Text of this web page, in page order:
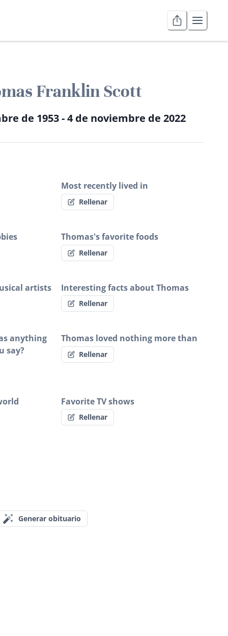
Franklin Scott
de 1953 - 4 de noviembre de 2022
Most recently lived in
Rellenar
Thomas's favorite foods
Rellenar
artists Interesting facts about Thomas
Rellenar
anything
say?
Thomas loved nothing more than
Rellenar
Favorite TV shows
Rellenar
Generar obituario